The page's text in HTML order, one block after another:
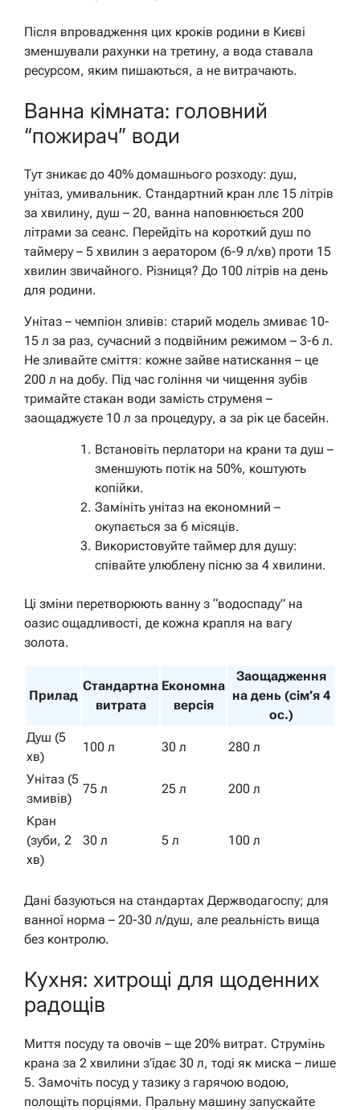
Після впровадження цих кроків родини в Києві
зменшували рахунки на третину, а вода ставала
ресурсом, яким пишаються, а не витрачають.
Ванна кімната: головний
“пожирач” води
Тут зникає до 40% домашнього розходу: душ,
унітаз, умивальник. Стандартний кран ллє 15 літрів
за хвилину, душ – 20, ванна наповнюється 200
літрами за сеанс. Перейдіть на короткий душ по
таймеру – 5 хвилин з аератором (6-9 л/хв) проти 15
хвилин звичайного. Різниця? До 100 літрів на день
для родини.
Унітаз – чемпіон зливів: старий модель змиває 10-
15 л за раз, сучасний з подвійним режимом – 3-6 л.
Не зливайте сміття: кожне зайве натискання – це
200 л на добу. Під час гоління чи чищення зубів
тримайте стакан води замість струменя –
заощаджуєте 10 л за процедуру, а за рік це басейн.
Встановіть перлатори на крани та душ –
зменшують потік на 50%, коштують
копійки.
Замініть унітаз на економний –
окупається за 6 місяців.
Використовуйте таймер для душу:
співайте улюблену пісню за 4 хвилини.
Ці зміни перетворюють ванну з “водоспаду” на
оазис ощадливості, де кожна крапля на вагу
золота.
Прилад
Стандартна
витрата
Економна
версія
Заощадження
на день (сім’я 4
ос.)
Душ (5
хв)
100 л 30 л 280 л
Унітаз (5
змивів)
75 л 25 л 200 л
Кран
(зуби, 2
хв)
30 л 5 л 100 л
Дані базуються на стандартах Держводагоспу; для
ванної норма – 20-30 л/душ, але реальність вища
без контролю.
Кухня: хитрощі для щоденних
радощів
Миття посуду та овочів – ще 20% витрат. Струмінь
крана за 2 хвилини з’їдає 30 л, тоді як миска – лише
5. Замочіть посуд у тазику з гарячою водою,
полощіть порціями. Пральну машину запускайте